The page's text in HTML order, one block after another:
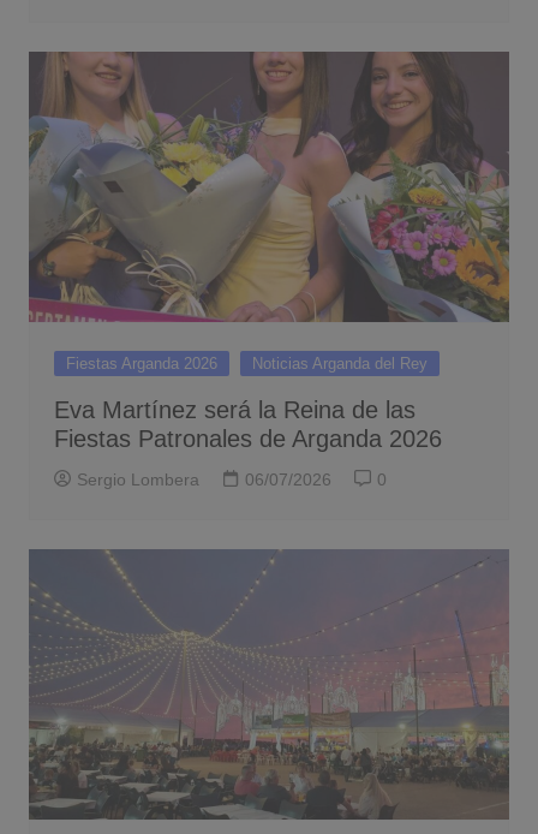
Fiestas Arganda 2026 Noticias Arganda del Rey
Eva Martínez será la Reina de las
Fiestas Patronales de Arganda 2026
Sergio Lombera 06/07/2026 0